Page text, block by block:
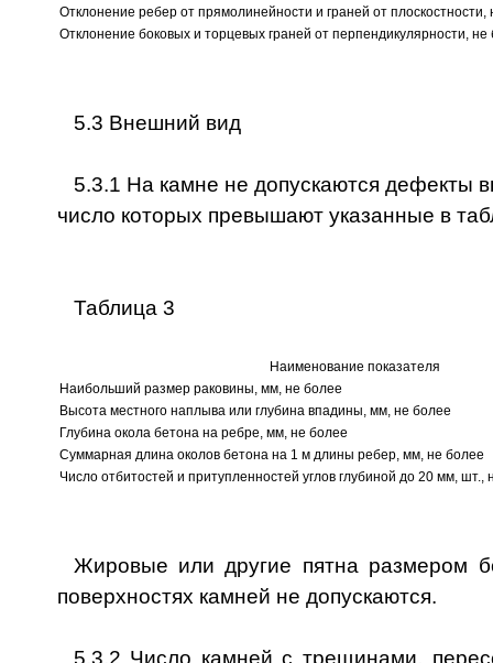
Отклонение ребер от прямолинейности и граней от плоскостности,
Отклонение боковых и торцевых граней от перпендикулярности, не
5.3 Внешний вид
5.3.1 На камне не допускаются дефекты
число которых превышают указанные в
Таблица 3
Наименование показателя
Наибольший размер раковины, мм, не более
Высота местного наплыва или глубина впадины, мм, не более
Глубина окола бетона на ребре, мм, не более
Суммарная длина околов бетона на 1 м длины ребер, мм, не более
Число отбитостей и притупленностей углов глубиной до 20 мм, шт.,
Жировые или другие пятна размером
поверхностях камней не допускаются.
5.3.2 Число камней с трещинами,